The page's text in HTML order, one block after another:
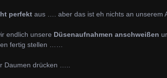
perfekt aus …. aber das ist eh nichts an unserem
endlich unsere Düsenaufnahmen anschweißen
fertig stellen ……
Daumen drücken …..